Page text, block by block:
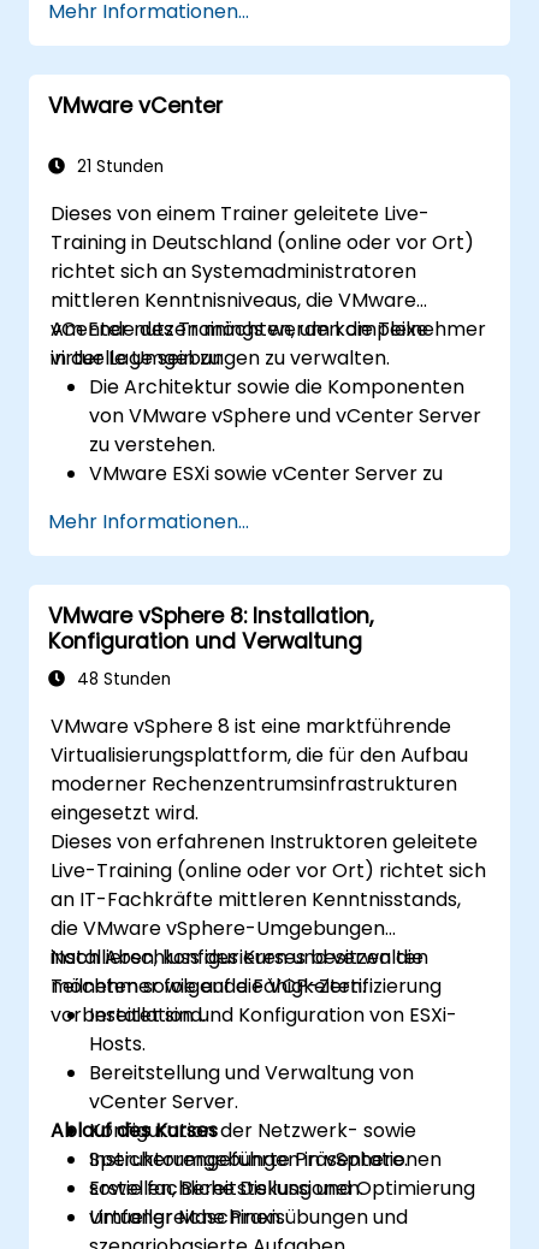
Notfallwiederherstellung umsetzen.
Die Leistung in Open-Source-
Virtualisierungsumgebungen optimieren.
Mehr Informationen...
VMware vCenter
21 Stunden
Dieses von einem Trainer geleitete Live-
Training in Deutschland (online oder vor Ort)
richtet sich an Systemadministratoren
mittleren Kenntnisniveaus, die VMware
vCenter nutzen möchten, um komplexe
virtuelle Umgebungen zu verwalten.
Am Ende des Trainings werden die Teilnehmer
in der Lage sein zu:
Die Architektur sowie die Komponenten
von VMware vSphere und vCenter Server
zu verstehen.
VMware ESXi sowie vCenter Server zu
verwalten.
Fortgeschrittene Netzwerk- und
Speicherkonfigurationen umzusetzen.
Virtuelle Maschinen zu erstellen, zu
verwalten und zu migrieren.
Eine hohe Verfügbarkeit sowie effektive
Umgebungen sicherzustellen.
Aufgaben unter vSphere zu
automatisieren sowie den Lebenszyklus
und die Updates zu verwalten.
Häufige Probleme zu beheben und
bewährte Verfahren anzuwenden.
Mehr Informationen...
VMware vSphere 8: Installation,
Konfiguration und Verwaltung
48 Stunden
VMware vSphere 8 ist eine marktführende
Virtualisierungsplattform, die für den Aufbau
moderner Rechenzentrumsinfrastrukturen
eingesetzt wird.
Dieses von erfahrenen Instruktoren geleitete
Live-Training (online oder vor Ort) richtet sich
an IT-Fachkräfte mittleren Kenntnisstands,
die VMware vSphere-Umgebungen
installieren, konfigurieren und verwalten
möchten sowie auf die VCP-Zertifizierung
vorbereitet sind.
Nach Abschluss des Kurses besitzen die
Teilnehmer folgende Fähigkeiten:
Installation und Konfiguration von ESXi-
Hosts.
Bereitstellung und Verwaltung von
vCenter Server.
Konfiguration der Netzwerk- sowie
Speicherumgebungen in vSphere.
Erstellen, Bereitstellung und Optimierung
virtueller Maschinen.
Ablauf des Kurses
Instruktorengeführte Präsentationen
sowie fachliche Diskussionen.
Umfangreiche Praxisübungen und